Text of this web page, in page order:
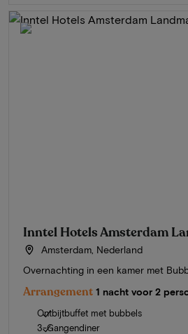
Inntel Hotels Amsterdam
Amsterdam, Nederland
Overnachting in een kamer met
Arrangement 1 nacht voor 2
Ontbijtbuffet met bubbels
3-Gangendiner